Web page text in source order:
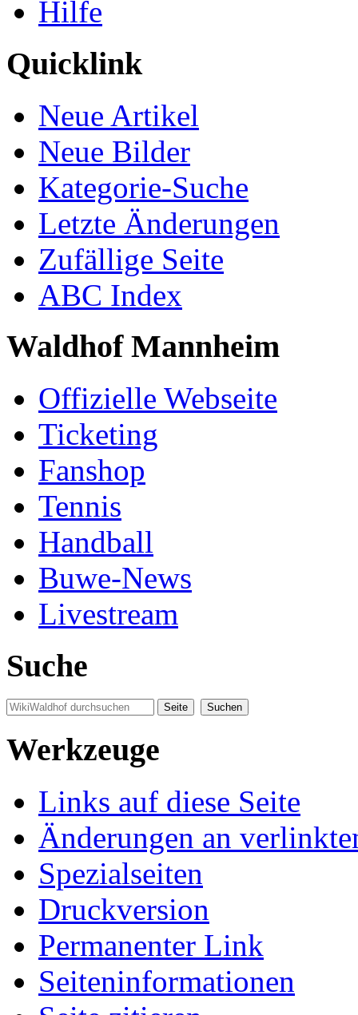
Hilfe
Quicklink
Neue Artikel
Neue Bilder
Kategorie-Suche
Letzte Änderungen
Zufällige Seite
ABC Index
Waldhof Mannheim
Offizielle Webseite
Ticketing
Fanshop
Tennis
Handball
Buwe-News
Livestream
Suche
Werkzeuge
Links auf diese Seite
Änderungen an
Spezialseiten
Druckversion
Permanenter Link
Seiten­informationen